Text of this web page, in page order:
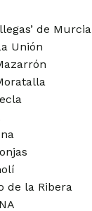
de Murcia
Unión
de la Ribera